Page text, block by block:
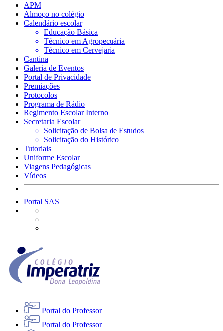
APM
Almoço no colégio
Calendário escolar
Educação Básica
Técnico em Agropecuária
Técnico em Cervejaria
Cantina
Galeria de Eventos
Portal de Privacidade
Premiações
Protocolos
Programa de Rádio
Regimento Escolar Interno
Secretaria Escolar
Solicitação de Bolsa de Estudos
Solicitação do Histórico
Tutoriais
Uniforme Escolar
Viagens Pedagógicas
Vídeos
Portal SAS
Portal do Professor
Portal do Professor